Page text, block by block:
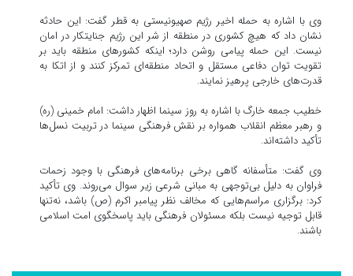
وی با اشاره به حمله اخیر رژیم صهیونیستی به قطر گفت: این حادثه
نشان داد که هیچ کشوری در منطقه از شر این رژیم جنایتکار در امان
نیست. این حمله پیامی روشن دارد؛ اینکه کشورهای منطقه باید بر
تقویت توان دفاعی مستقل و اتحاد منطقه‌ای تمرکز کنند و از اتکا به
قدرت‌های خارجی پرهیز نمایند.
خطیب جمعه خارگ با اشاره به روز سینما اظهار داشت: امام خمینی (ره)
و رهبر معظم انقلاب همواره بر نقش فرهنگی سینما در تربیت نسل‌ها
تأکید داشته‌اند.
وی گفت: متأسفانه گاهی برخی برنامه‌های فرهنگی با وجود زحمات
فراوان به دلیل بی‌توجهی به مبانی شرعی زیر سوال می‌روند. وی تأکید
کرد: برگزاری مراسم‌هایی که مخالف نظر پیامبر اکرم (ص) باشد، نه‌تنها
قابل توجیه نیست بلکه مسئولان فرهنگی باید پاسخگوی امت اسلامی
باشند.